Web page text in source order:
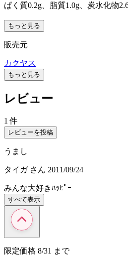
ぱく質0.2g、脂質1.0g、炭水化物
もっと見る
販売元
カクヤス
もっと見る
レビュー
1 件
レビューを投稿
うまし
タイガ さん 2011/09/24
みんな大好きﾊｯﾋﾟｰ
すべて表示
限定価格 8/31 まで